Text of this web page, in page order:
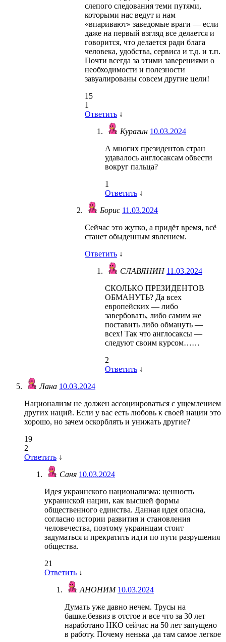
слепого следования теми путями,
которыми нас ведут и нам
«впаривают» заведомые враги — если
даже на первый взгляд все делается и
говорится, что делается ради блага
человека, удобства, сервиса и т.д. и т.п.
Почти всегда за этими заверениями о
необходимости и полезности
завуалированы совсем другие цели!
15
1
Ответить ↓
Курагин 10.03.2024
А многих президентов стран
удавалось англосаксам обвести
вокруг пальца?
1
Ответить ↓
Борис 11.03.2024
Сейчас это жутко, а придёт время, всё
станет обыденным явлением.
Ответить ↓
СЛАВЯНИН 11.03.2024
СКОЛЬКО ПРЕЗИДЕНТОВ
ОБМАНУТЬ? Да всех
европейских — либо
завербовать, либо самим же
поставить либо обмануть —
всех! Так что англосаксы —
следуют своим курсом……
2
Ответить ↓
Лана 10.03.2024
Национализм не должен ассоциироваться с ущемлением
других наций. Если у вас есть любовь к своей нации это
хорошо, но зачем оскорблять и унижать другие?
19
2
Ответить ↓
Саня 10.03.2024
Идея украинского национализма: ценность
украинской нации, как высшей формы
общественного единства. Данная идея опасна,
согласно истории развития и становления
человечества, поэтому украинцам стоит
задуматься и прекратить идти по пути разрушения
общества.
21
Ответить ↓
АНОНИМ 10.03.2024
Думать уже давно нечем. Трусы на
башке.безвиз в отстое и все что за 30 лет
наработано НКО сейчас на 50 лет запущено
в работу. Почему ненька .да там самое легкое